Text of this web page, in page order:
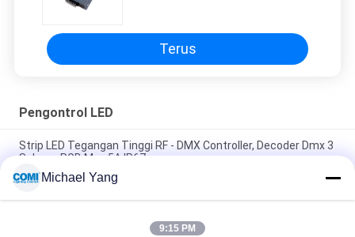
Terus
Pengontrol LED
Strip LED Tegangan Tinggi RF - DMX Controller, Decoder Dmx 3
Saluran RGB Max 5A IP67
Ruangan dengan Fungsi Beberapa Zona
Michael Yang
9:15 PM